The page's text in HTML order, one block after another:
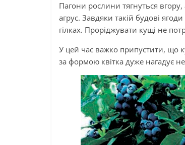
Пагони рослини тягнуться
агрус. Завдяки такій будові
гілках. Проріджувати кущі не
У цей час важко припустити, що
за формою квітка дуже нагадує